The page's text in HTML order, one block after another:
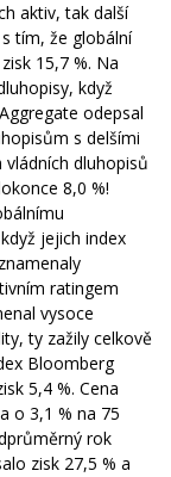
aktiv, tak další
tím, že globální
15,7 %. Na
když
odepsal
s delšími
dluhopisů
8,0 %!
jejich index
ratingem
vysoce
ty zažily celkově
Bloomberg
5,4 %. Cena
o 3,1 % na 75
rok
zisk 27,5 % a